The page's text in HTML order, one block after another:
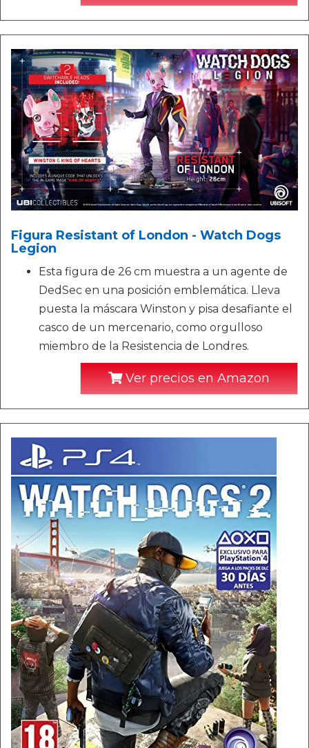
Figura Resistant of London - Watch Dogs
Legion
Esta figura de 26 cm muestra a un agente de
DedSec en una posición emblemática. Lleva
puesta la máscara Winston y pisa desafiante el
casco de un mercenario, como orgulloso
miembro de la Resistencia de Londres.
Ver precios en Amazon